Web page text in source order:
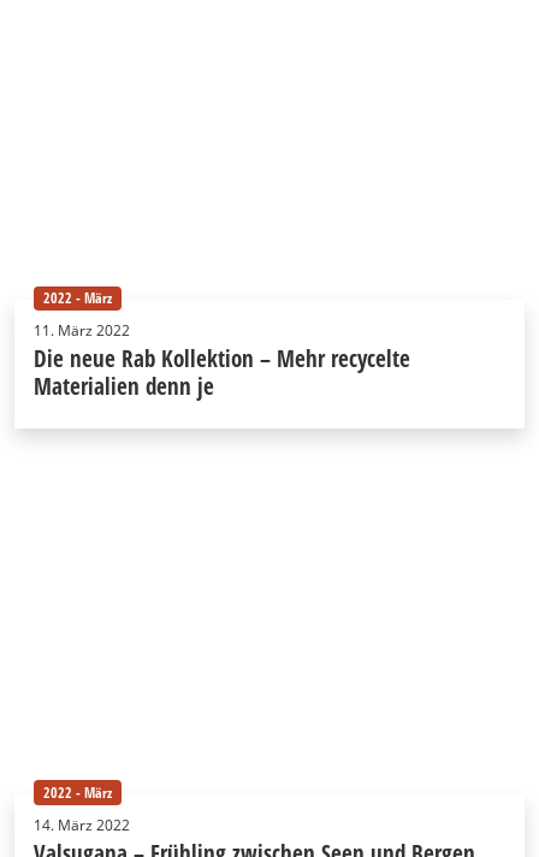
2022 - März
11. März 2022
Die neue Rab Kollektion – Mehr recycelte
Materialien denn je
2022 - März
14. März 2022